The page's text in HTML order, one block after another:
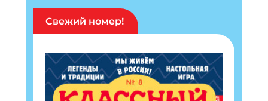
Свежий номер!